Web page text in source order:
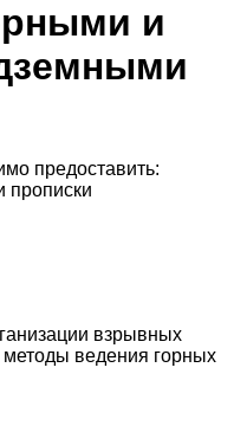
и
предоставить:
прописки
взрывных
методы ведения горных